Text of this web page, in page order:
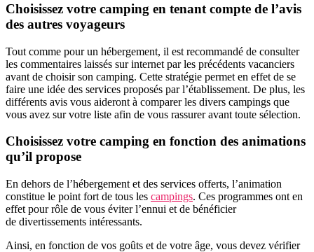
Choisissez votre camping en tenant compte de l’avis
des autres voyageurs
Tout comme pour un hébergement, il est recommandé de consulter
les commentaires laissés sur internet par les précédents vacanciers
avant de choisir son camping. Cette stratégie permet en effet de se
faire une idée des services proposés par l’établissement. De plus, les
différents avis vous aideront à comparer les divers campings que
vous avez sur votre liste afin de vous rassurer avant toute sélection.
Choisissez votre camping en fonction des animations
qu’il propose
En dehors de l’hébergement et des services offerts, l’animation
constitue le point fort de tous les campings. Ces programmes ont en
effet pour rôle de vous éviter l’ennui et de bénéficier
de divertissements intéressants.
Ainsi, en fonction de vos goûts et de votre âge, vous devez vérifier